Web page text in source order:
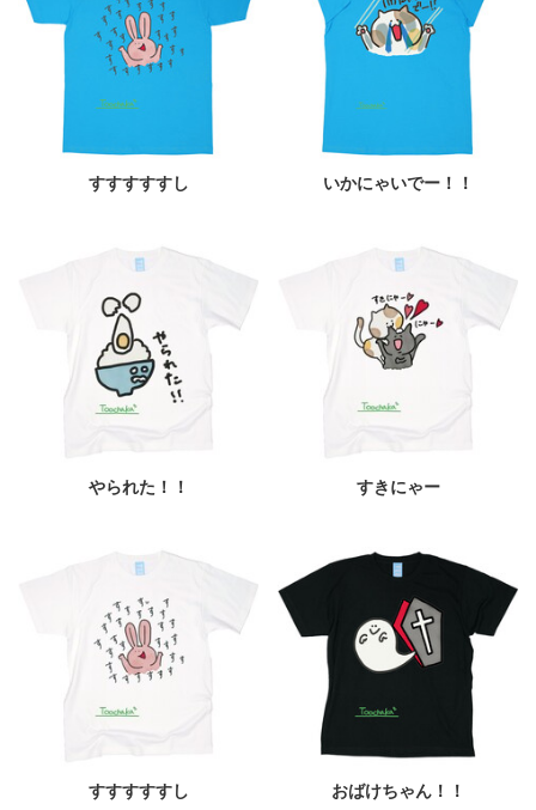
すすすすすし いかにゃいでー！！
やられた！！ すきにゃー
すすすすすし おばけちゃん！！